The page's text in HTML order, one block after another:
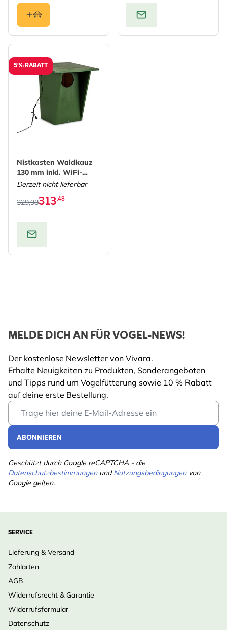
5% RABATT
Nistkasten Waldkauz
130 mm inkl. WiFi-
Kamera
Derzeit nicht lieferbar
329,98313,48
MELDE DICH AN FÜR VOGEL-NEWS!
Der kostenlose Newsletter von Vivara.
Erhalte Neuigkeiten zu Produkten, Sonderangeboten
und Tipps rund um Vogelfütterung sowie 10 % Rabatt
auf deine erste Bestellung.
Email Address
ABONNIEREN
Geschützt durch Google reCAPTCHA - die
DatenschutzbestimmungenundNutzungsbedingungenvon
Google gelten.
SERVICE
Lieferung & Versand
Zahlarten
AGB
Widerrufsrecht & Garantie
Widerrufsformular
Datenschutz